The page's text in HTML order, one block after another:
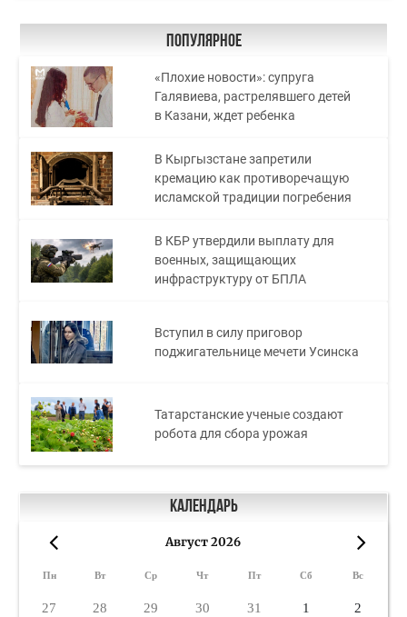
Популярное
«Плохие новости»: супруга
Галявиева, растрелявшего детей
в Казани, ждет ребенка
В Кыргызстане запретили
кремацию как противоречащую
исламской традиции погребения
В КБР утвердили выплату для
военных, защищающих
инфраструктуру от БПЛА
Вступил в силу приговор
поджигательнице мечети Усинска
Татарстанские ученые создают
робота для сбора урожая
Календарь
Август 2026
Пн Вт Ср Чт Пт Сб Вс
27 28 29 30 31 1 2